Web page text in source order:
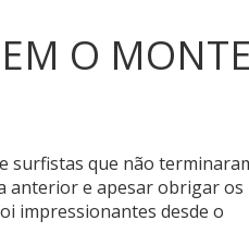
O
surfistas que não
anterior e apesar obrigar os
impressionantes desde o